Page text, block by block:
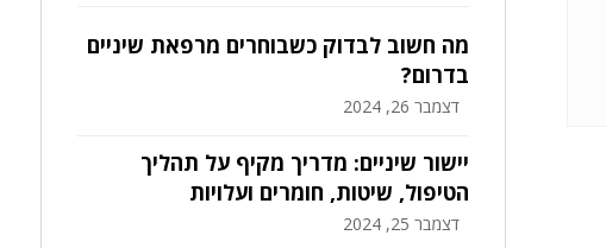
מה חשוב לבדוק כשבוחרים מרפאת שיניים
בדרום?
דצמבר 26, 2024
יישור שיניים: מדריך מקיף על תהליך
הטיפול, שיטות, חומרים ועלויות
דצמבר 25, 2024